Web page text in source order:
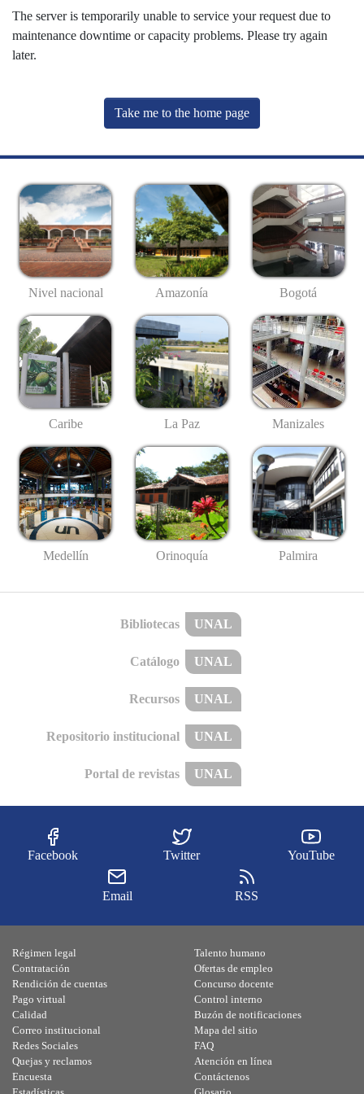
The server is temporarily unable to service your request due to
maintenance downtime or capacity problems. Please try again
later.
Take me to the home page
Nivel nacional Amazonía Bogotá
Caribe La Paz Manizales
Medellín Orinoquía Palmira
Bibliotecas UNAL
Catálogo UNAL
Recursos UNAL
Repositorio institucional UNAL
Portal de revistas UNAL
Facebook Twitter YouTube
Email RSS
Régimen legal
Contratación
Rendición de cuentas
Pago virtual
Calidad
Talento humano
Ofertas de empleo
Concurso docente
Control interno
Buzón de notificaciones
Correo institucional
Redes Sociales
Quejas y reclamos
Encuesta
Mapa del sitio
FAQ
Atención en línea
Contáctenos